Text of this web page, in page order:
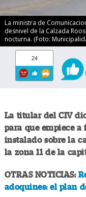
La ministra de
desnivel de la Calzada
nocturna. (Foto:
24
La titular del CIV
para que empiece
instalado sobre la
la zona 11 de la
OTRAS NOTICIAS:
adoquines: el plan